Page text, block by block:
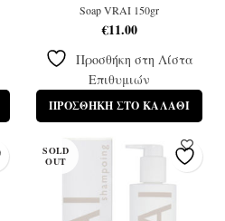
Soap VRAI 150gr
€11.00
Προσθήκη στη Λίστα
Επιθυμιών
ΠΡΟΣΘΉΚΗ ΣΤΟ ΚΑΛΆΘΙ
SOLD
OUT